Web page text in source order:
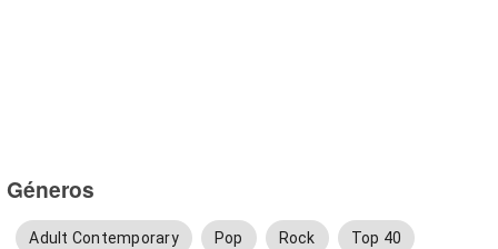
Géneros
Adult Contemporary Pop Rock Top 40